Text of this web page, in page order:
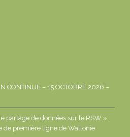
CONTINUE – 15 OCTOBRE 2026 –
partage de données sur le RSW »
de première ligne de Wallonie